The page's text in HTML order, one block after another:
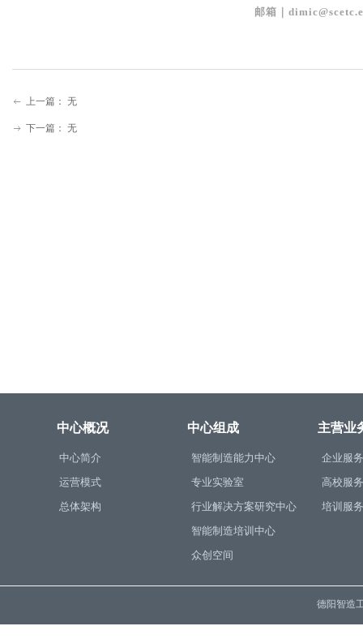
邮箱｜
ꂃ 上一篇： 无
ꁹ 下一篇： 无
中心简介
运营模式
总体架构
企业服务
高校服务
培训服务
中心概况 中心组成 主营业
智能制造能力中心
专业实验室
行业解决方案研究中心
智能制造培训中心
众创空间
德阳智造